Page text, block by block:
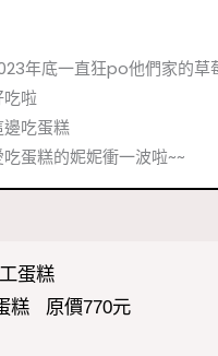
年底一直狂po他們家的草
啦
吃蛋糕
蛋糕的妮妮衝一波啦~~
蛋糕
糕 原價770元